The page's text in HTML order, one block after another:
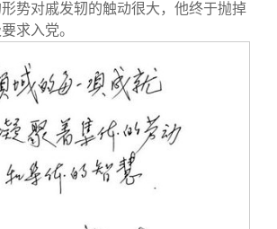
势对戚发轫的触动很大，他终于抛掉
求入党。